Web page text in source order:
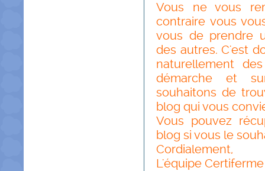
Vous ne vous
contraire vous
vous de prendre
des autres. C'est
naturellement
démarche et
souhaitons de
blog qui vous
Vous pouvez
blog si vous le
Cordialement,
L'équipe Certiferme